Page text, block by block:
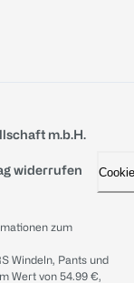
m.b.H.
widerrufen
zum
Windeln, Pants und
Wert von 54.99 €,